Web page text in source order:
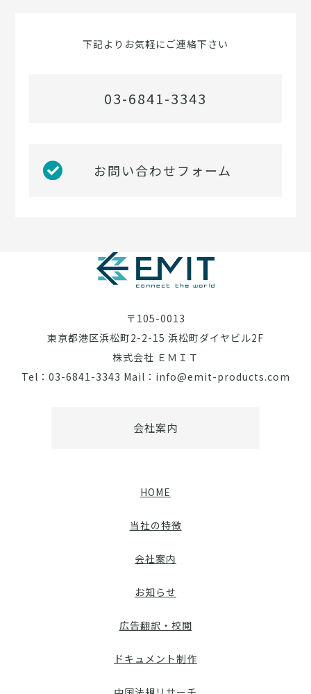
下記よりお気軽にご連絡下さい
03-6841-3343
お問い合わせフォーム
〒105-0013
東京都港区浜松町2-2-15 浜松町ダイヤビル2F
株式会社 ＥＭＩＴ
Tel：03-6841-3343 Mail：info@emit-products.com
会社案内
HOME
当社の特徴
会社案内
お知らせ
広告翻訳・校閲
ドキュメント制作